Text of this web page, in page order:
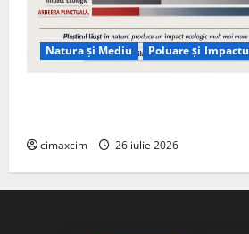
Natura și Mediu Poluare și
cimaxcim 26 iulie 2026